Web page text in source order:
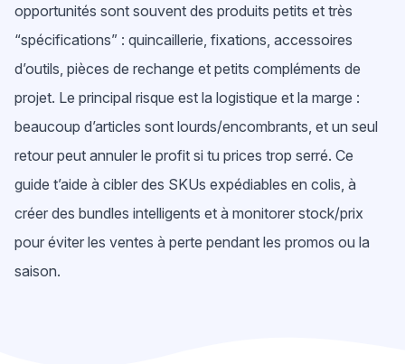
opportunités sont souvent des produits petits et très
“spécifications” : quincaillerie, fixations, accessoires
d’outils, pièces de rechange et petits compléments de
projet. Le principal risque est la logistique et la marge :
beaucoup d’articles sont lourds/encombrants, et un seul
retour peut annuler le profit si tu prices trop serré. Ce
guide t’aide à cibler des SKUs expédiables en colis, à
créer des bundles intelligents et à monitorer stock/prix
pour éviter les ventes à perte pendant les promos ou la
saison.